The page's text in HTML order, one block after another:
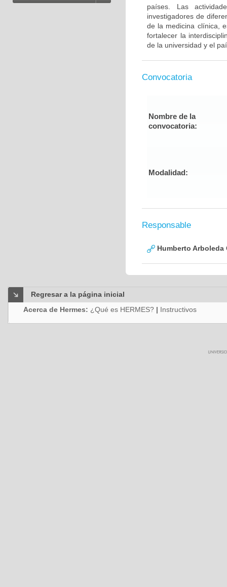
países. Las
investigadores de
de la medicina clínica,
fortalecer la
de la universidad y el
Convocatoria
Nombre de la
convocatoria:
Modalidad:
Responsable
Humberto Arboleda
Regresar a la página inicial
Acerca de Hermes: ¿Qué es HERMES? | Instructivos